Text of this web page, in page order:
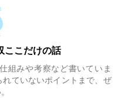
ここだけの話
組みや考察など書いていま
ていないポイントまで、ぜ